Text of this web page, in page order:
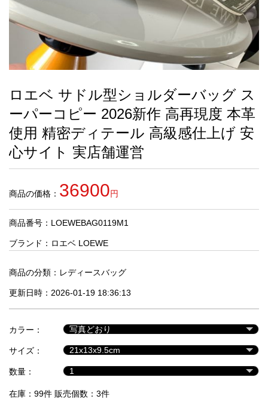
最
す
す
め
商
品
人
気
品
セ
商
品
ロエベ サドル型ショルダーバッグ ス
ーパーコピー 2026新作 高再現度 本革
使用 精密ディテール 高級感仕上げ 安
心サイト 実店舗運営
商品の価格： 36900円
商品番号：LOEWEBAG0119M1
ブランド： ロエベ LOEWE
商品の分類： レディースバッグ
更新日時：2026-01-19 18:36:13
カラー：
サイズ：
数量：
在庫：99件 販売個数：3件